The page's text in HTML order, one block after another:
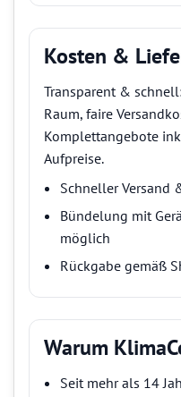
Kosten &
Transparent &
Raum, faire
Komplettangebote
Aufpreise.
Schneller Versand
Bündelung mit
möglich
Rückgabe gemäß
Warum
Seit mehr als 14